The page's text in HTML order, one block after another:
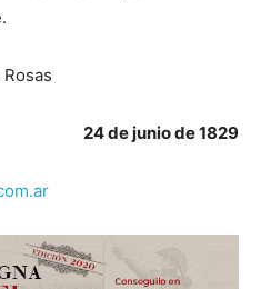
24 de junio de 1829